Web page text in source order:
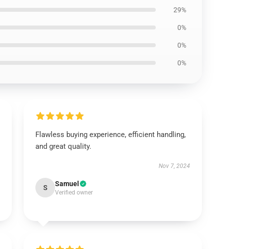
29%
0%
0%
0%
Flawless buying experience, efficient handling,
and great quality.
Nov 7, 2024
S Samuel
Verified owner